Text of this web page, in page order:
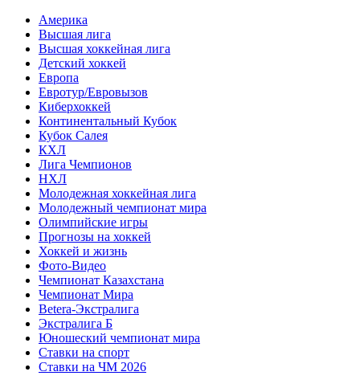
Америка
Высшая лига
Высшая хоккейная лига
Детский хоккей
Европа
Евротур/Евровызов
Киберхоккей
Континентальный Кубок
Кубок Салея
КХЛ
Лига Чемпионов
НХЛ
Молодежная хоккейная лига
Молодежный чемпионат мира
Олимпийские игры
Прогнозы на хоккей
Хоккей и жизнь
Фото-Видео
Чемпионат Казахстана
Чемпионат Мира
Betera-Экстралига
Экстралига Б
Юношеский чемпионат мира
Ставки на спорт
Ставки на ЧМ 2026